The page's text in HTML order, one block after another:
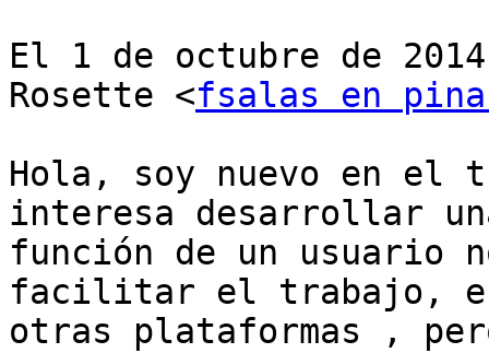
El 1 de octubre de
Rosette <fsalas en
Hola, soy nuevo en el
interesa desarrollar
función de un usuario
facilitar el trabajo,
otras plataformas ,